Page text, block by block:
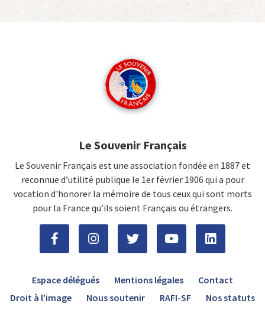
Le Souvenir Français
Le Souvenir Français est une association fondée en 1887 et
reconnue d’utilité publique le 1er février 1906 qui a pour
vocation d'honorer la mémoire de tous ceux qui sont morts
pour la France qu’ils soient Français ou étrangers.
Espace délégués Mentions légales
Contact
Droit à l’image
Nous soutenir RAFI-SF Nos statuts